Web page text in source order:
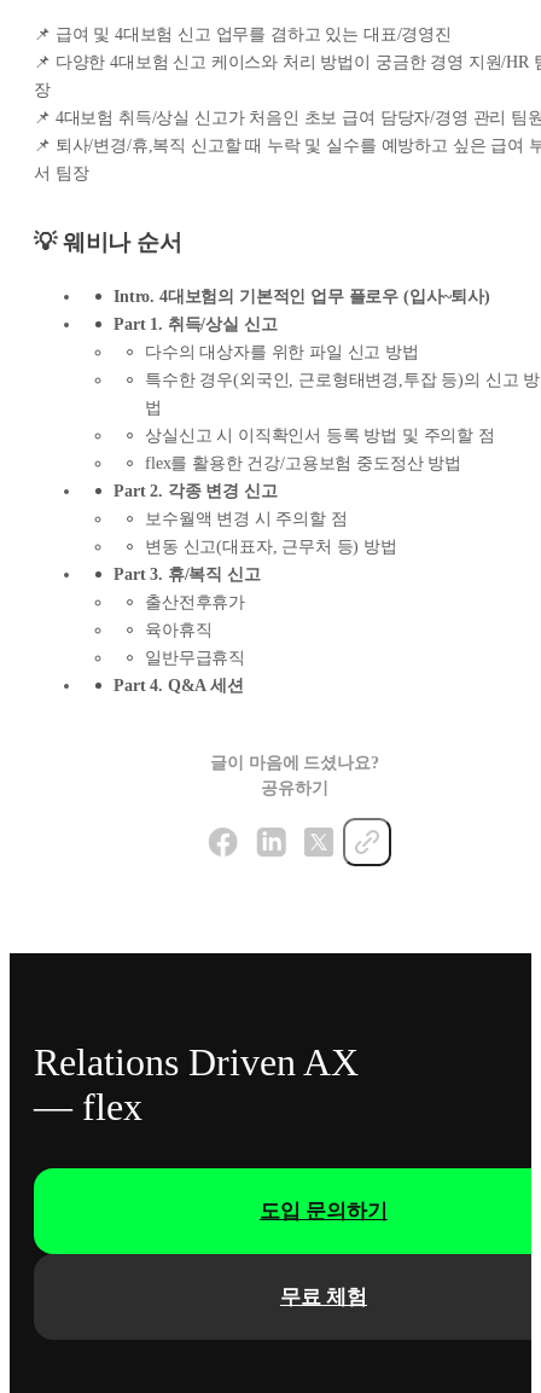
📌 급여 및 4대보험 신고 업무를 겸하고 있는 대표/경영진
📌 다양한 4대보험 신고 케이스와 처리 방법이 궁금한 경영 지원/HR
장
📌 4대보험 취득/상실 신고가 처음인 초보 급여 담당자/경영 관리 팀
📌 퇴사/변경/휴,복직 신고할 때 누락 및 실수를 예방하고 싶은 급여
서 팀장
💡 웨비나 순서
Intro. 4대보험의 기본적인 업무 플로우 (입사~퇴사)
Part 1. 취득/상실 신고
다수의 대상자를 위한 파일 신고 방법
특수한 경우(외국인, 근로형태변경,투잡 등)의 신고 방
법
상실신고 시 이직확인서 등록 방법 및 주의할 점
flex를 활용한 건강/고용보험 중도정산 방법
Part 2. 각종 변경 신고
보수월액 변경 시 주의할 점
변동 신고(대표자, 근무처 등) 방법
Part 3. 휴/복직 신고
출산전후휴가
육아휴직
일반무급휴직
Part 4. Q&A 세션
글이 마음에 드셨나요?
공유하기
Relations Driven AX
— flex
무료 체험
도입 문의하기